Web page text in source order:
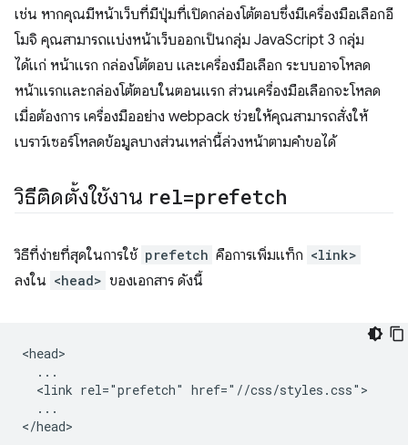
เช่น หากคุณมีหน้าเว็บที่มีปุ่มที่เปิดกล่องโต้ตอบซึ่งมีเครื่องมือเลือกอี
โมจิ คุณสามารถแบ่งหน้าเว็บออกเป็นกลุ่ม JavaScript 3 กลุ่ม
ได้แก่ หน้าแรก กล่องโต้ตอบ และเครื่องมือเลือก ระบบอาจโหลด
หน้าแรกและกล่องโต้ตอบในตอนแรก ส่วนเครื่องมือเลือกจะโหลด
เมื่อต้องการ เครื่องมืออย่าง webpack ช่วยให้คุณสามารถสั่งให้
เบราว์เซอร์โหลดข้อมูลบางส่วนเหล่านี้ล่วงหน้าตามคำขอได้
วิธีติดตั้งใช้งาน rel=prefetch
วิธีที่ง่ายที่สุดในการใช้ prefetch คือการเพิ่มแท็ก <link>
ลงใน <head> ของเอกสาร ดังนี้
<head>
  ...
  <link rel="prefetch" href="//css/styles.css">
  ...